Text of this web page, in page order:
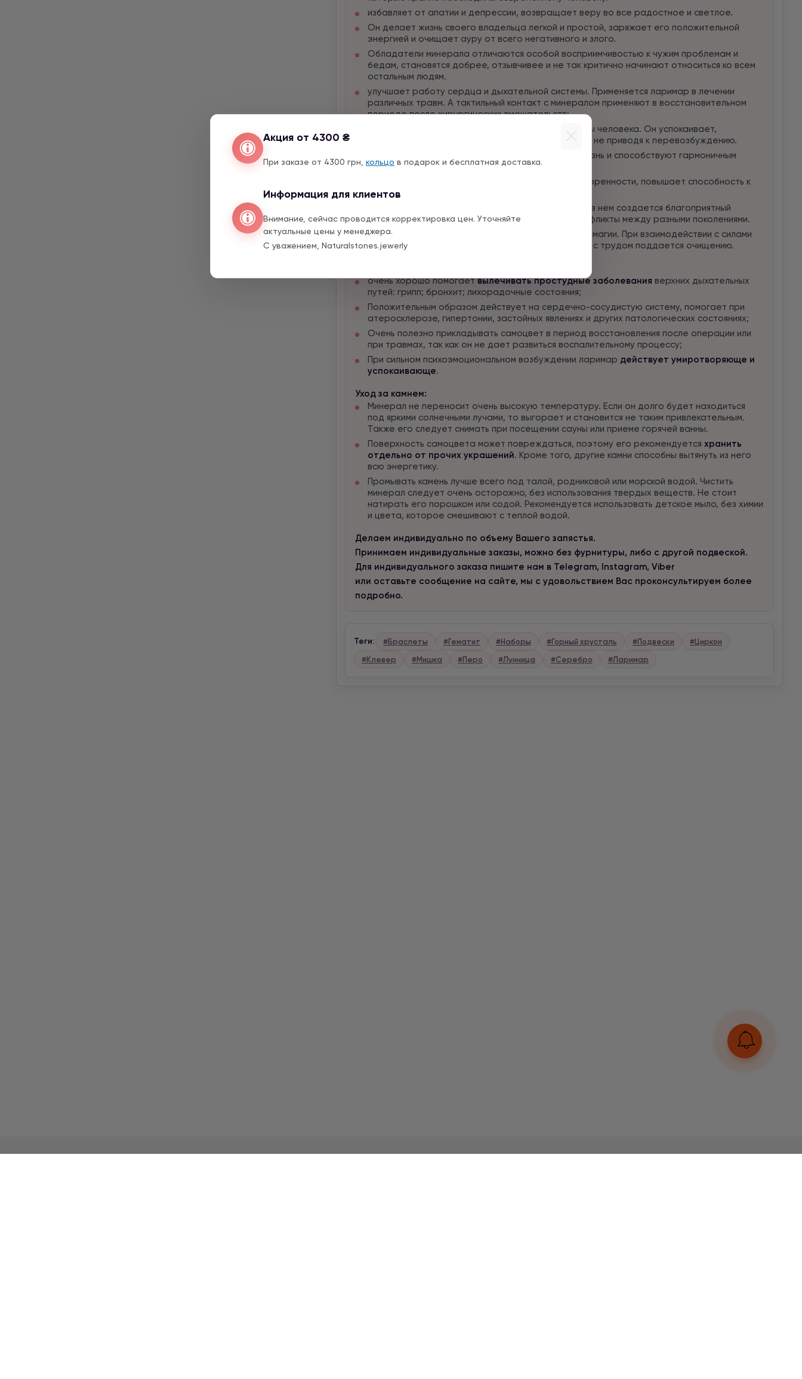
Акция от 4300 ₴
При заказе от 4300 грн, кольцо в подарок и бесплатная доставка.
Информация для клиентов
Внимание, сейчас проводится корректировка цен. Уточняйте
актуальные цены у менеджера.
С уважением, Naturalstones.jewerly
избавляет от апатии и депрессии, возвращает веру во все радостное и светлое.
Он делает жизнь своего владельца легкой и простой, заряжает его положительной
энергией и очищает ауру от всего негативного и злого.
Обладатели минерала отличаются особой восприимчивостью к чужим проблемам и
бедам, становятся добрее, отзывчивее и не так критично начинают относиться ко всем
остальным людям.
улучшает работу сердца и дыхательной системы. Применяется ларимар в лечении
различных травм. А тактильный контакт с минералом применяют в восстановительном
периоде после хирургических вмешательств;
способствует гармонизации эмоциональной сферы человека. Он успокаивает,
настраивает на позитивный лад, при этом никогда не приводя к перевозбуждению.
помогают юношам и девушкам устроить личную жизнь и способствуют гармоничным
отношениям с любимыми.
Творческим натурам минерал добавляет одухотворенности, повышает способность к
медитации и созерцанию.
Если в доме содержатся поделки из ларимара, то в нем создается благоприятный
семейный микроклимат, а также сглаживаются конфликты между разными поколениями.
Этот камень совершенно не подходит для черной магии. При взаимодействии с силами
зла, аура самоцвета загрязняется очень быстро и с трудом поддается очищению.
очень хорошо помогаетвылечивать простудные заболевания верхних дыхательных
путей: грипп; бронхит; лихорадочные состояния;
Положительным образом действует на сердечно-сосудистую систему, помогает при
атеросклерозе, гипертонии, застойных явлениях и других патологических состояниях;
Очень полезно прикладывать самоцвет в период восстановления после операции или
при травмах, так как он не дает развиться воспалительному процессу;
При сильном психоэмоциональном возбуждении ларимар действует умиротворяюще и
успокаивающе.
Уход за камнем:
Минерал не переносит очень высокую температуру. Если он долго будет находиться
под яркими солнечными лучами, то выгорает и становится не таким привлекательным.
Также его следует снимать при посещении сауны или приеме горячей ванны.
Поверхность самоцвета может повреждаться, поэтому его рекомендуется хранить
отдельно от прочих украшений. Кроме того, другие камни способны вытянуть из него
всю энергетику.
Промывать камень лучше всего под талой, родниковой или морской водой. Чистить
минерал следует очень осторожно, без использования твердых веществ. Не стоит
натирать его порошком или содой. Рекомендуется использовать детское мыло, без химии
и цвета, которое смешивают с теплой водой.
Делаем индивидуально по объему Вашего запястья.
Принимаем индивидуальные заказы, можно без фурнитуры, либо с другой подвеской.
Для индивидуального заказа пишите нам в Telegram, Instagram, Viber
или оставьте сообщение на сайте, мы с удовольствием Вас проконсультируем более
подробно.
Теги: #Браслеты #Гематит #Наборы #Горный хрусталь #Подвески
#Циркон
#Клевер
#Мишка #Перо #Лунница #Серебро #Ларимар